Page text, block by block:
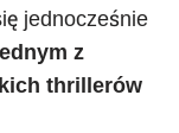
jednocześnie
z
thrillerów